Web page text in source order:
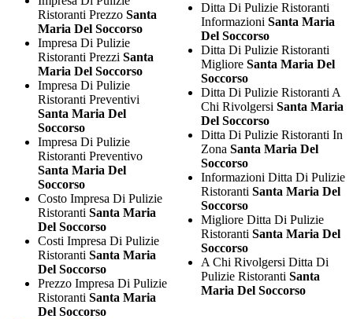
Ristoranti Prezzo Santa
Maria Del Soccorso
Impresa Di Pulizie
Ristoranti Prezzi Santa
Maria Del Soccorso
Impresa Di Pulizie
Ristoranti Preventivi
Santa Maria Del
Soccorso
Impresa Di Pulizie
Ristoranti Preventivo
Santa Maria Del
Soccorso
Costo Impresa Di Pulizie
Ristoranti Santa Maria
Del Soccorso
Costi Impresa Di Pulizie
Ristoranti Santa Maria
Del Soccorso
Prezzo Impresa Di Pulizie
Ristoranti Santa Maria
Del Soccorso
Ditta Di Pulizie Ristoranti
InformazioniSanta Maria
Del Soccorso
Ditta Di Pulizie Ristoranti
MiglioreSanta Maria Del
Soccorso
Ditta Di Pulizie Ristoranti A
Chi RivolgersiSanta Maria
Del Soccorso
Ditta Di Pulizie Ristoranti In
ZonaSanta Maria Del
Soccorso
Informazioni Ditta Di Pulizie
RistorantiSanta Maria Del
Soccorso
Migliore Ditta Di Pulizie
RistorantiSanta Maria Del
Soccorso
A Chi Rivolgersi Ditta Di
Pulizie RistorantiSanta
Maria Del Soccorso